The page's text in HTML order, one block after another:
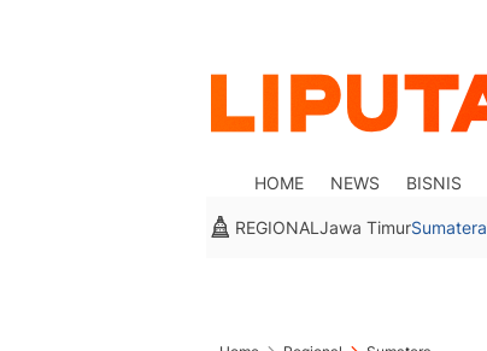
HOME NEWS BISNIS
REGIONAL Jawa TimurSumatera